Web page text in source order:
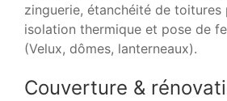
zinguerie, étanchéité de toitures
isolation thermique et pose de
(Velux, dômes, lanterneaux).
Couverture &